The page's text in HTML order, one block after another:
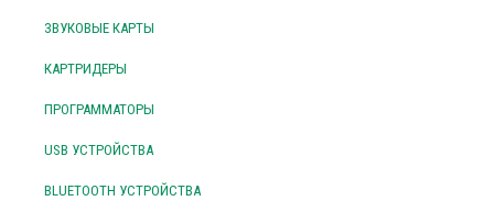
ЗВУКОВЫЕ КАРТЫ
КАРТРИДЕРЫ
ПРОГРАММАТОРЫ
USB УСТРОЙСТВА
BLUETOOTH УСТРОЙСТВА